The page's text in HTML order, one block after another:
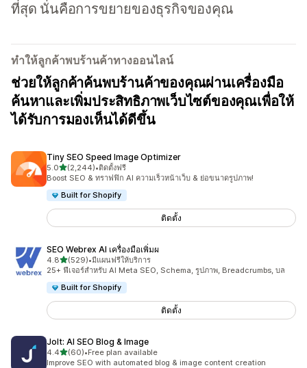
ที่สุด นั่นคือการขยายของธุรกิจของคุณ
ทำให้ลูกค้าพบร้านค้าทางออนไลน์
ช่วยให้ลูกค้าค้นพบร้านค้าของคุณผ่านเครื่องมือ
ค้นหาและเพิ่มประสิทธิภาพเว็บไซต์ของคุณเพื่อให้
ได้รับการมองเห็นได้ดีขึ้น
Tiny SEO Speed Image Optimizer
5.0เต็ม 5 ดาว
(2,244)
ทั้งหมด 2244 รีวิว
•ติดตั้งฟรี
Boost SEO & ทราฟฟิก AI ความเร็วหน้าเว็บ & ย่อขนาดรูปภาพ!
Built for Shopify
ติดตั้ง
SEO Webrex AI เครื่องมือเพิ่มผ
4.8เต็ม 5 ดาว
(529)
ทั้งหมด 529 รีวิว
•มีแผนฟรีให้บริการ
25+ ฟีเจอร์สำหรับ AI Meta SEO, Schema, รูปภาพ, Breadcrumbs, บล
Built for Shopify
ติดตั้ง
Jolt: AI SEO Blog & Image
4.4เต็ม 5 ดาว
(60)
ทั้งหมด 60 รีวิว
•Free plan available
Improve SEO with automated blog & image content creation